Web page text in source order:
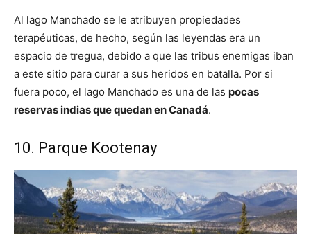
Al lago Manchado se le atribuyen propiedades
terapéuticas, de hecho, según las leyendas era un
espacio de tregua, debido a que las tribus enemigas iban
a este sitio para curar a sus heridos en batalla. Por si
fuera poco, el lago Manchado es una de las pocas
reservas indias que quedan en Canadá.
10. Parque Kootenay